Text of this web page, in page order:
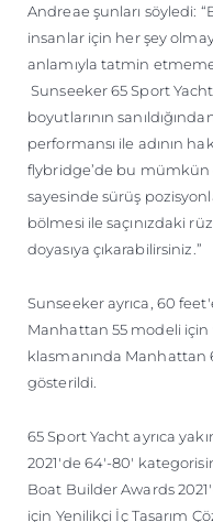
Andreae şunları söyledi:
insanlar için her şey
anlamıyla tatmin
Sunseeker 65 Sport
boyutlarının
performansı ile adının
flybridge’de bu mümkün
sayesinde sürüş
bölmesi ile saçınızdaki
doyasıya çıkarabilirsiniz.”
Sunseeker ayrıca, 60
Manhattan 55 modeli
klasmanında Manhattan
gösterildi.
65 Sport Yacht ayrıca
2021'de 64'-80'
Boat Builder Awards
için Yenilikçi İç Tasarım